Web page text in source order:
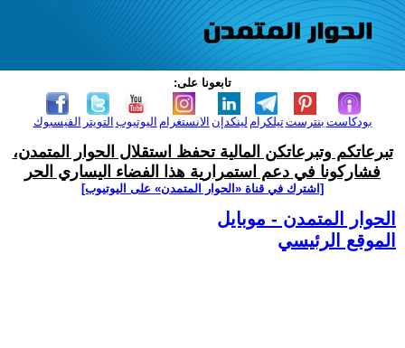
تابعونا على:
الفيسبوك التويتر اليوتيوب الانستغرام لينكدإن تيلكرامبنترست بودكاست
تبرعاتكم وتبرعاتكن المالية تحفظ استقلال الحوار المتمدن،
فشاركونا في دعم استمرارية هذا الفضاء اليساري الحر
[اشترك في قناة ‫«الحوار المتمدن» على اليوتيوب]
الحوار المتمدن - موبايل
الموقع الرئيسي